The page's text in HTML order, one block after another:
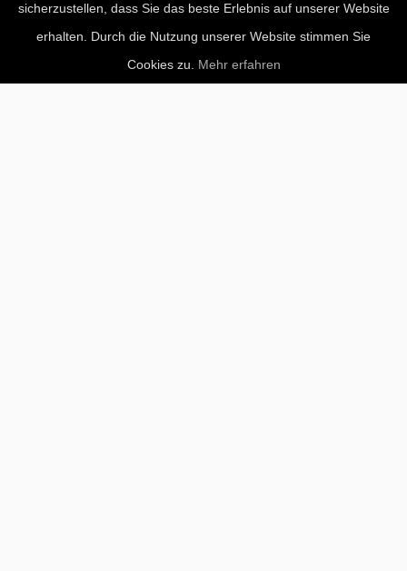
sicherzustellen, dass Sie das beste Erlebnis auf unserer Website
erhalten. Durch die Nutzung unserer Website stimmen Sie
Cookies zu. Mehr erfahren